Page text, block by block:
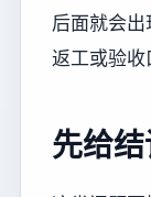
后面就会
返工或验收
先给